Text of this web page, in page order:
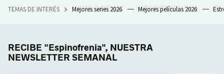
TEMAS DE INTERÉS Mejores series 2026 Mejores películas 2026
RECIBE "Espinofrenia", NUESTRA
NEWSLETTER SEMANAL